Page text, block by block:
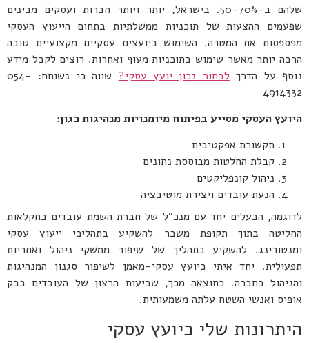
שלהם ב-50-70%. בישראל, יותר ויותר חברות ועסקים מבינים
שפעמים ההצעות של תוכניות ממשלתיות בתחום הייעוץ העסקי
מפספסות את המטרה. השימוש ביועצים עסקיים מקצועיים טובה
הרבה יותר מאשר שימוש בתוכניות מעוף ואחרות. רוצים לקבל מידע
נוסף על הדרך לבחור נכון יועץ עסקי?
שווה כי נשוחח: 054-
4914332
היועץ העסקי מסייע בפיתוח מיומנויות מנהיגות כגון:
תקשורת אפקטיבית
קבלת החלטות מבוססת נתונים
ניהול קונפליקטים
הנעת עובדים ויצירת מוטיבציה
לדוגמה, הבעלים יחד עם מנכ"ל של חברת השמת עובדים בחקלאות
החליטה בתוך תקופת משבר להשקיע בתהליכי ייעוץ עסקי
ומנטורינג. להשקיע בתהליך של שיפור ממשקי ניהול ואחריות
תפעולית. יחד איתי כיועץ עסקי-מאמן לשיפור סגנון המנהיגות
והניהול בחברה. כתוצאה מכך, שביעות הרצון של העובדים בבק
אופיס ואנשי השטח עלתה משמעותית.
היתרונות שלי כיועץ עסקי